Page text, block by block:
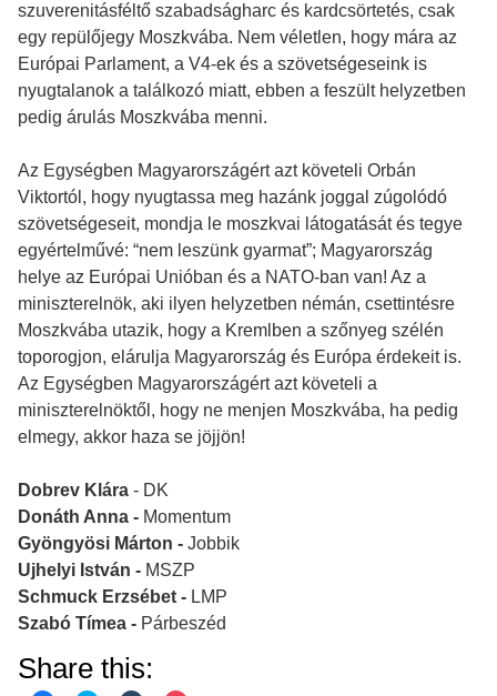
szuverenitásféltő szabadságharc és kardcsörtetés, csak
egy repülőjegy Moszkvába. Nem véletlen, hogy mára az
Európai Parlament, a V4-ek és a szövetségeseink is
nyugtalanok a találkozó miatt, ebben a feszült helyzetben
pedig árulás Moszkvába menni.
Az Egységben Magyarországért azt követeli Orbán
Viktortól, hogy nyugtassa meg hazánk joggal zúgolódó
szövetségeseit, mondja le moszkvai látogatását és tegye
egyértelművé: “nem leszünk gyarmat”; Magyarország
helye az Európai Unióban és a NATO-ban van! Az a
miniszterelnök, aki ilyen helyzetben némán, csettintésre
Moszkvába utazik, hogy a Kremlben a szőnyeg szélén
toporogjon, elárulja Magyarország és Európa érdekeit is.
Az Egységben Magyarországért azt követeli a
miniszterelnöktől, hogy ne menjen Moszkvába, ha pedig
elmegy, akkor haza se jöjjön!
Dobrev Klára - DK
Donáth Anna - Momentum
Gyöngyösi Márton - Jobbik
Ujhelyi István - MSZP
Schmuck Erzsébet - LMP
Szabó Tímea - Párbeszéd
Share this: